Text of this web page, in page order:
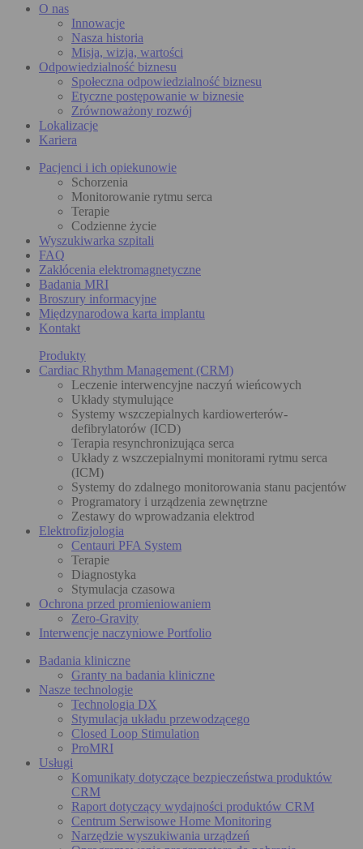
O nas
Innowacje
Nasza historia
Misja, wizja, wartości
Odpowiedzialność biznesu
Społeczna odpowiedzialność biznesu
Etyczne postępowanie w biznesie
Zrównoważony rozwój
Lokalizacje
Kariera
Pacjenci i ich opiekunowie
Schorzenia
Monitorowanie rytmu serca
Terapie
Codzienne życie
Wyszukiwarka szpitali
FAQ
Zakłócenia elektromagnetyczne
Badania MRI
Broszury informacyjne
Międzynarodowa karta implantu
Kontakt
Produkty
Cardiac Rhythm Management (CRM)
Leczenie interwencyjne naczyń wieńcowych
Układy stymulujące
Systemy wszczepialnych kardiowerterów-
defibrylatorów (ICD)
Terapia resynchronizująca serca
Układy z wszczepialnymi monitorami rytmu serca
(ICM)
Systemy do zdalnego monitorowania stanu pacjentów
Programatory i urządzenia zewnętrzne
Zestawy do wprowadzania elektrod
Elektrofizjologia
Centauri PFA System
Terapie
Diagnostyka
Stymulacja czasowa
Ochrona przed promieniowaniem
Zero-Gravity
Interwencje naczyniowe Portfolio
Badania kliniczne
Granty na badania kliniczne
Nasze technologie
Technologia DX
Stymulacja układu przewodzącego
Closed Loop Stimulation
ProMRI
Usługi
Komunikaty dotyczące bezpieczeństwa produktów
CRM
Raport dotyczący wydajności produktów CRM
Centrum Serwisowe Home Monitoring
Narzędzie wyszukiwania urządzeń